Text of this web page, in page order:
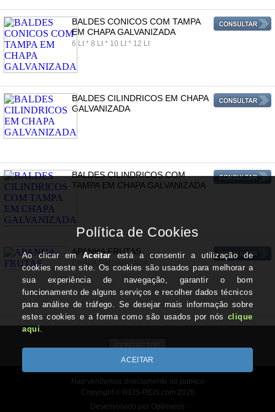
BALDES CONICOS COM TAMPA
EM CHAPA GALVANIZADA
6 Lt * 8 Lt * 10 Lt * 12 Lt
BALDES CILINDRICOS EM CHAPA
GALVANIZADA
BALDES CILINDRICOS COM
TAMPA EM CHAPA GALVANIZADA
APANHA FRUTAS
CHAPA GALVANIZADA
CONTACTOS
Nao vendemos directamente ao publico
Copyright © REIS-REIS.com 2026
Desenvolvido por Optimeios